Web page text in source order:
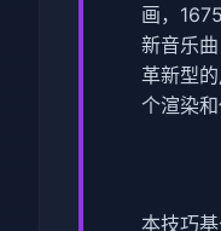
画，
新音乐
革新型
个渲染和
本技巧